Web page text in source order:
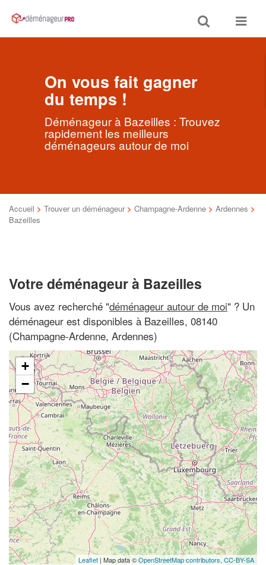
Toggle
search
Toggle
On vous fait gagner
du temps !
Déménageur à Bazeilles : Trouvez
rapidement les meilleurs
déménageurs autour de moi
Accueil > Trouver un déménageur > Champagne-Ardenne > Ardennes >
Bazeilles
Votre déménageur à Bazeilles
Vous avez recherché "déménageur autour de moi" ? Un
déménageur est disponibles à Bazeilles, 08140
(Champagne-Ardenne, Ardennes)
+
−
Leaflet | Map data ©OpenStreetMap contributors, CC-BY-SA